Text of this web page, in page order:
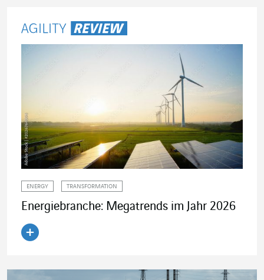
ENERGY TRANSFORMATION
Energiebranche: Megatrends im Jahr 2026